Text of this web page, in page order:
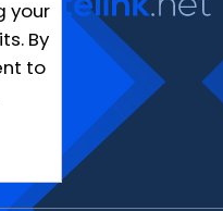
your
By
to